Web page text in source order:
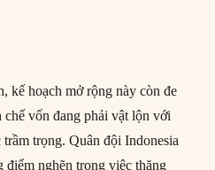
kế hoạch mở rộng này còn đe
chế vốn đang phải vật lộn với
trọng. Quân đội Indonesia
nghẽn trong việc thăng